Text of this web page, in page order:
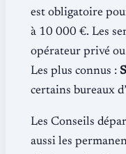
est obligatoire
à 10 000 €. Les
opérateur privé ou
Les plus connus :
certains bureaux
Les Conseils
aussi les